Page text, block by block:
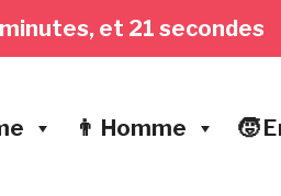
et 21 secondes
👨 Homme 🧒